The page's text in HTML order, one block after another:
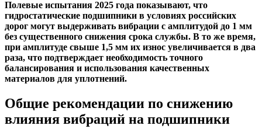
Полевые испытания 2025 года показывают, что
гидростатические подшипники в условиях российских
дорог могут выдерживать вибрации с амплитудой до 1 мм
без существенного снижения срока службы. В то же время,
при амплитуде свыше 1,5 мм их износ увеличивается в два
раза, что подтверждает необходимость точного
балансирования и использования качественных
материалов для уплотнений.
Общие рекомендации по снижению
влияния вибраций на подшипники